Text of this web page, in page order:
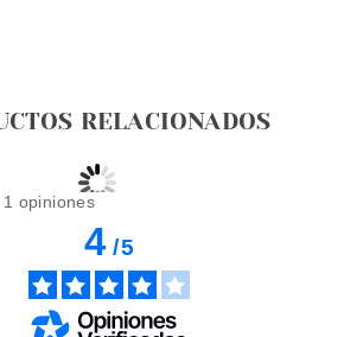
RELACIONADOS
1 opiniones
4/5